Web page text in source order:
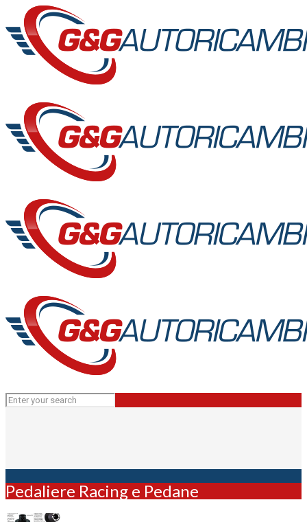
Pedaliere Racing e Pedane